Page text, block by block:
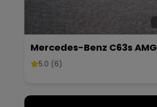
Mercedes-Benz C63s AMG
5.0 (6)